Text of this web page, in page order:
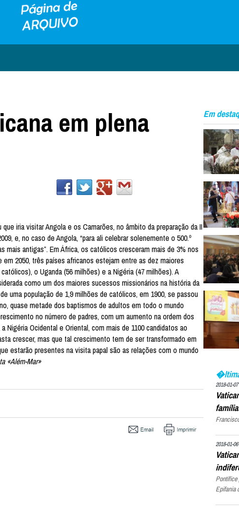
em plena
iria visitar Angola e os Camarões, no âmbito da preparação da II
e, no caso de Angola, “para ali celebrar solenemente o 500.º
mais antigas”. Em África, os católicos cresceram mais de 3% nos
2050, três países africanos estejam entre as dez maiores
o Uganda (56 milhões) e a Nigéria (47 milhões). A
como um dos maiores sucessos missionários na história da
uma população de 1,9 milhões de católicos, em 1900, se passou
quase metade dos baptismos de adultos em todo o mundo
no número de padres, com um aumento na ordem dos
Nigéria Ocidental e Oriental, com mais de 1100 candidatos ao
crescer, mas que tal crescimento tem de ser transformado em
estarão presentes na visita papal são as relações com o mundo
«Além-Mar»
Em
2018-01-
2018-01-
Pontífice
Epifania